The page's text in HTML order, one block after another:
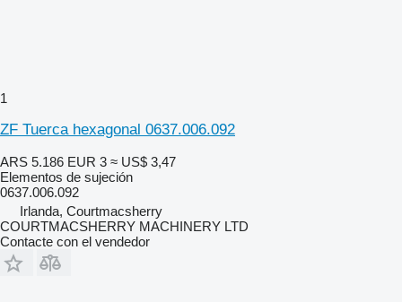
1
ZF Tuerca hexagonal 0637.006.092
ARS 5.186 EUR 3 ≈ US$ 3,47
Elementos de sujeción
0637.006.092
Irlanda, Courtmacsherry
COURTMACSHERRY MACHINERY LTD
Contacte con el vendedor